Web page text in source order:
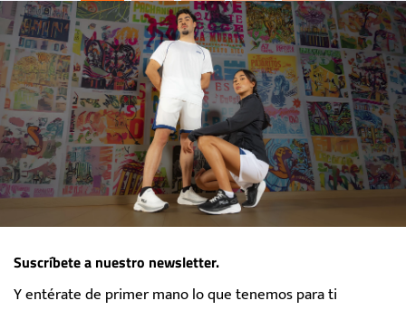
Suscríbete a nuestro newsletter.
Y entérate de primer mano lo que tenemos para ti